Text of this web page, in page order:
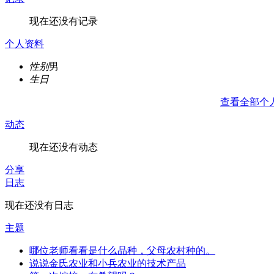
现在还没有记录
个人资料
性别男
生日
查看全部个
动态
现在还没有动态
分享
日志
现在还没有日志
主题
哪位老师看看是什么品种，父母农村种的。
说说金氏农业和小兵农业的技术产品